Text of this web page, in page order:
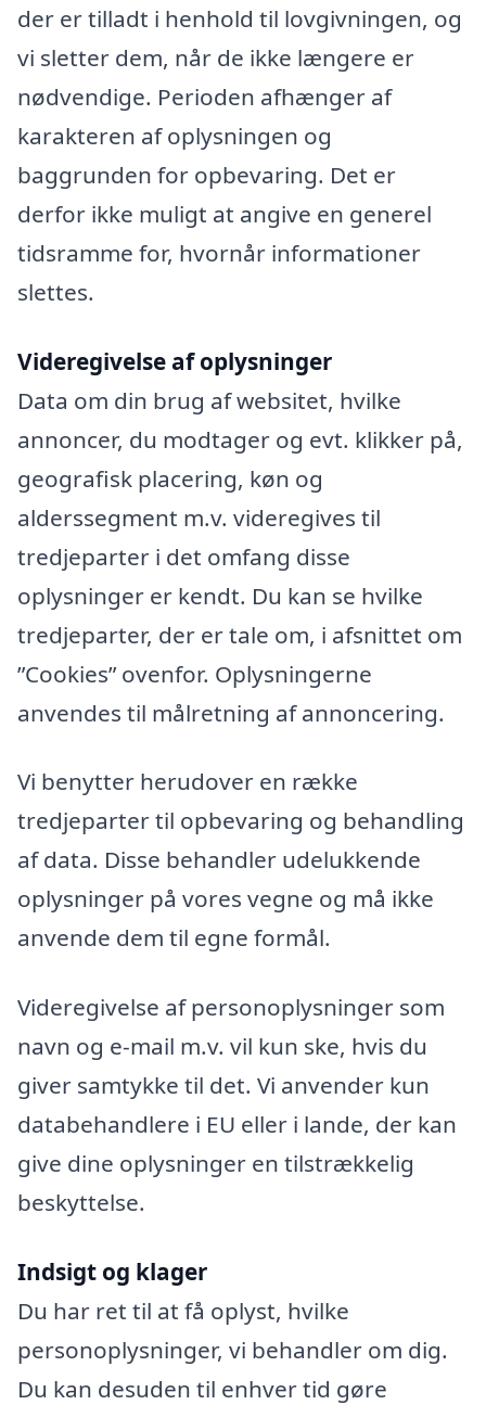
der er tilladt i henhold til lovgivningen, og
vi sletter dem, når de ikke længere er
nødvendige. Perioden afhænger af
karakteren af oplysningen og
baggrunden for opbevaring. Det er
derfor ikke muligt at angive en generel
tidsramme for, hvornår informationer
slettes.
Videregivelse af oplysninger
Data om din brug af websitet, hvilke
annoncer, du modtager og evt. klikker på,
geografisk placering, køn og
alderssegment m.v. videregives til
tredjeparter i det omfang disse
oplysninger er kendt. Du kan se hvilke
tredjeparter, der er tale om, i afsnittet om
”Cookies” ovenfor. Oplysningerne
anvendes til målretning af annoncering.
Vi benytter herudover en række
tredjeparter til opbevaring og behandling
af data. Disse behandler udelukkende
oplysninger på vores vegne og må ikke
anvende dem til egne formål.
Videregivelse af personoplysninger som
navn og e-mail m.v. vil kun ske, hvis du
giver samtykke til det. Vi anvender kun
databehandlere i EU eller i lande, der kan
give dine oplysninger en tilstrækkelig
beskyttelse.
Indsigt og klager
Du har ret til at få oplyst, hvilke
personoplysninger, vi behandler om dig.
Du kan desuden til enhver tid gøre